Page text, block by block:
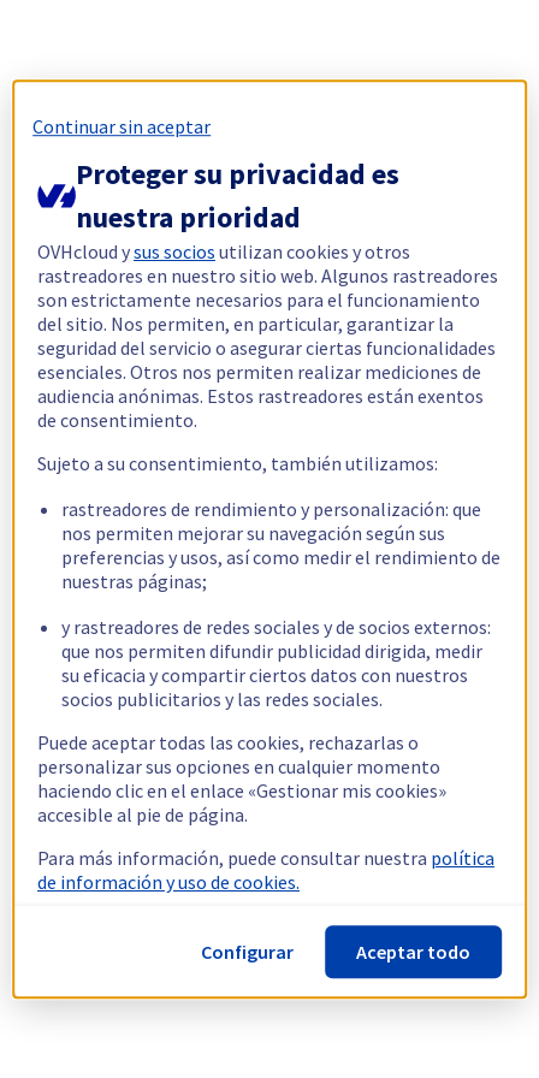
Continuar sin aceptar
Proteger su privacidad es
nuestra prioridad
OVHcloud ysus socios utilizan cookies y otros
rastreadores en nuestro sitio web. Algunos rastreadores
son estrictamente necesarios para el funcionamiento
del sitio. Nos permiten, en particular, garantizar la
seguridad del servicio o asegurar ciertas funcionalidades
esenciales. Otros nos permiten realizar mediciones de
audiencia anónimas. Estos rastreadores están exentos
de consentimiento.
Sujeto a su consentimiento, también utilizamos:
rastreadores de rendimiento y personalización: que
nos permiten mejorar su navegación según sus
preferencias y usos, así como medir el rendimiento de
nuestras páginas;
y rastreadores de redes sociales y de socios externos:
que nos permiten difundir publicidad dirigida, medir
su eficacia y compartir ciertos datos con nuestros
socios publicitarios y las redes sociales.
Puede aceptar todas las cookies, rechazarlas o
personalizar sus opciones en cualquier momento
haciendo clic en el enlace «Gestionar mis cookies»
accesible al pie de página.
Para más información, puede consultar nuestra política
de información y uso de cookies.
Configurar Aceptar todo